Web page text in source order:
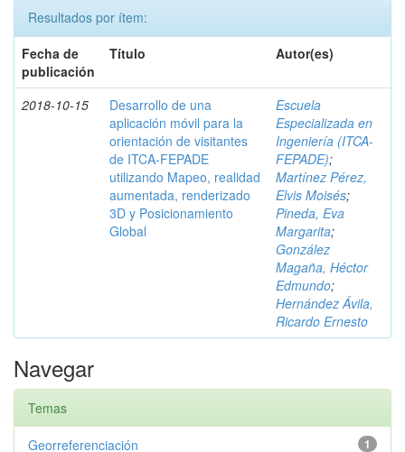
Resultados por ítem:
Fecha de
publicación
Título Autor(es)
2018-10-15
Desarrollo de una
aplicación móvil para la
orientación de visitantes
de ITCA-FEPADE
utilizando Mapeo, realidad
aumentada, renderizado
3D y Posicionamiento
Global
Escuela
Especializada en
Ingeniería (ITCA-
FEPADE);
Martínez Pérez,
Elvis Moisés;
Pineda, Eva
Margarita;
González
Magaña, Héctor
Edmundo;
Hernández Ávila,
Ricardo Ernesto
Navegar
Temas
1
Georreferenciación